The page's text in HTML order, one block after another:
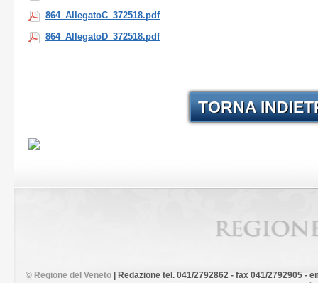
864_AllegatoC_372518.pdf
864_AllegatoD_372518.pdf
TORNA
© Regione del Veneto
| Redazione tel. 041/2792862 - fax 041/2792905 -